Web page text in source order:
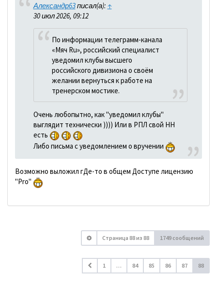
Александр63писал(а): ↑
30 июл 2026, 09:12
По информации телеграмм-канала
«Мяч Ru», российский специалист
уведомил клубы высшего
российского дивизиона о своём
желании вернуться к работе на
тренерском мостике.
Очень любопытно, как "уведомил клубы"
выглядит технически )))) Или в РПЛ свой HH
есть
Либо письма с уведомлением о вручении
Возможно выложил гДе-то в общем Доступе лицензию
"Pro"
Страница 88из 88 1749 сообщений
1 … 84 85 86 87 88